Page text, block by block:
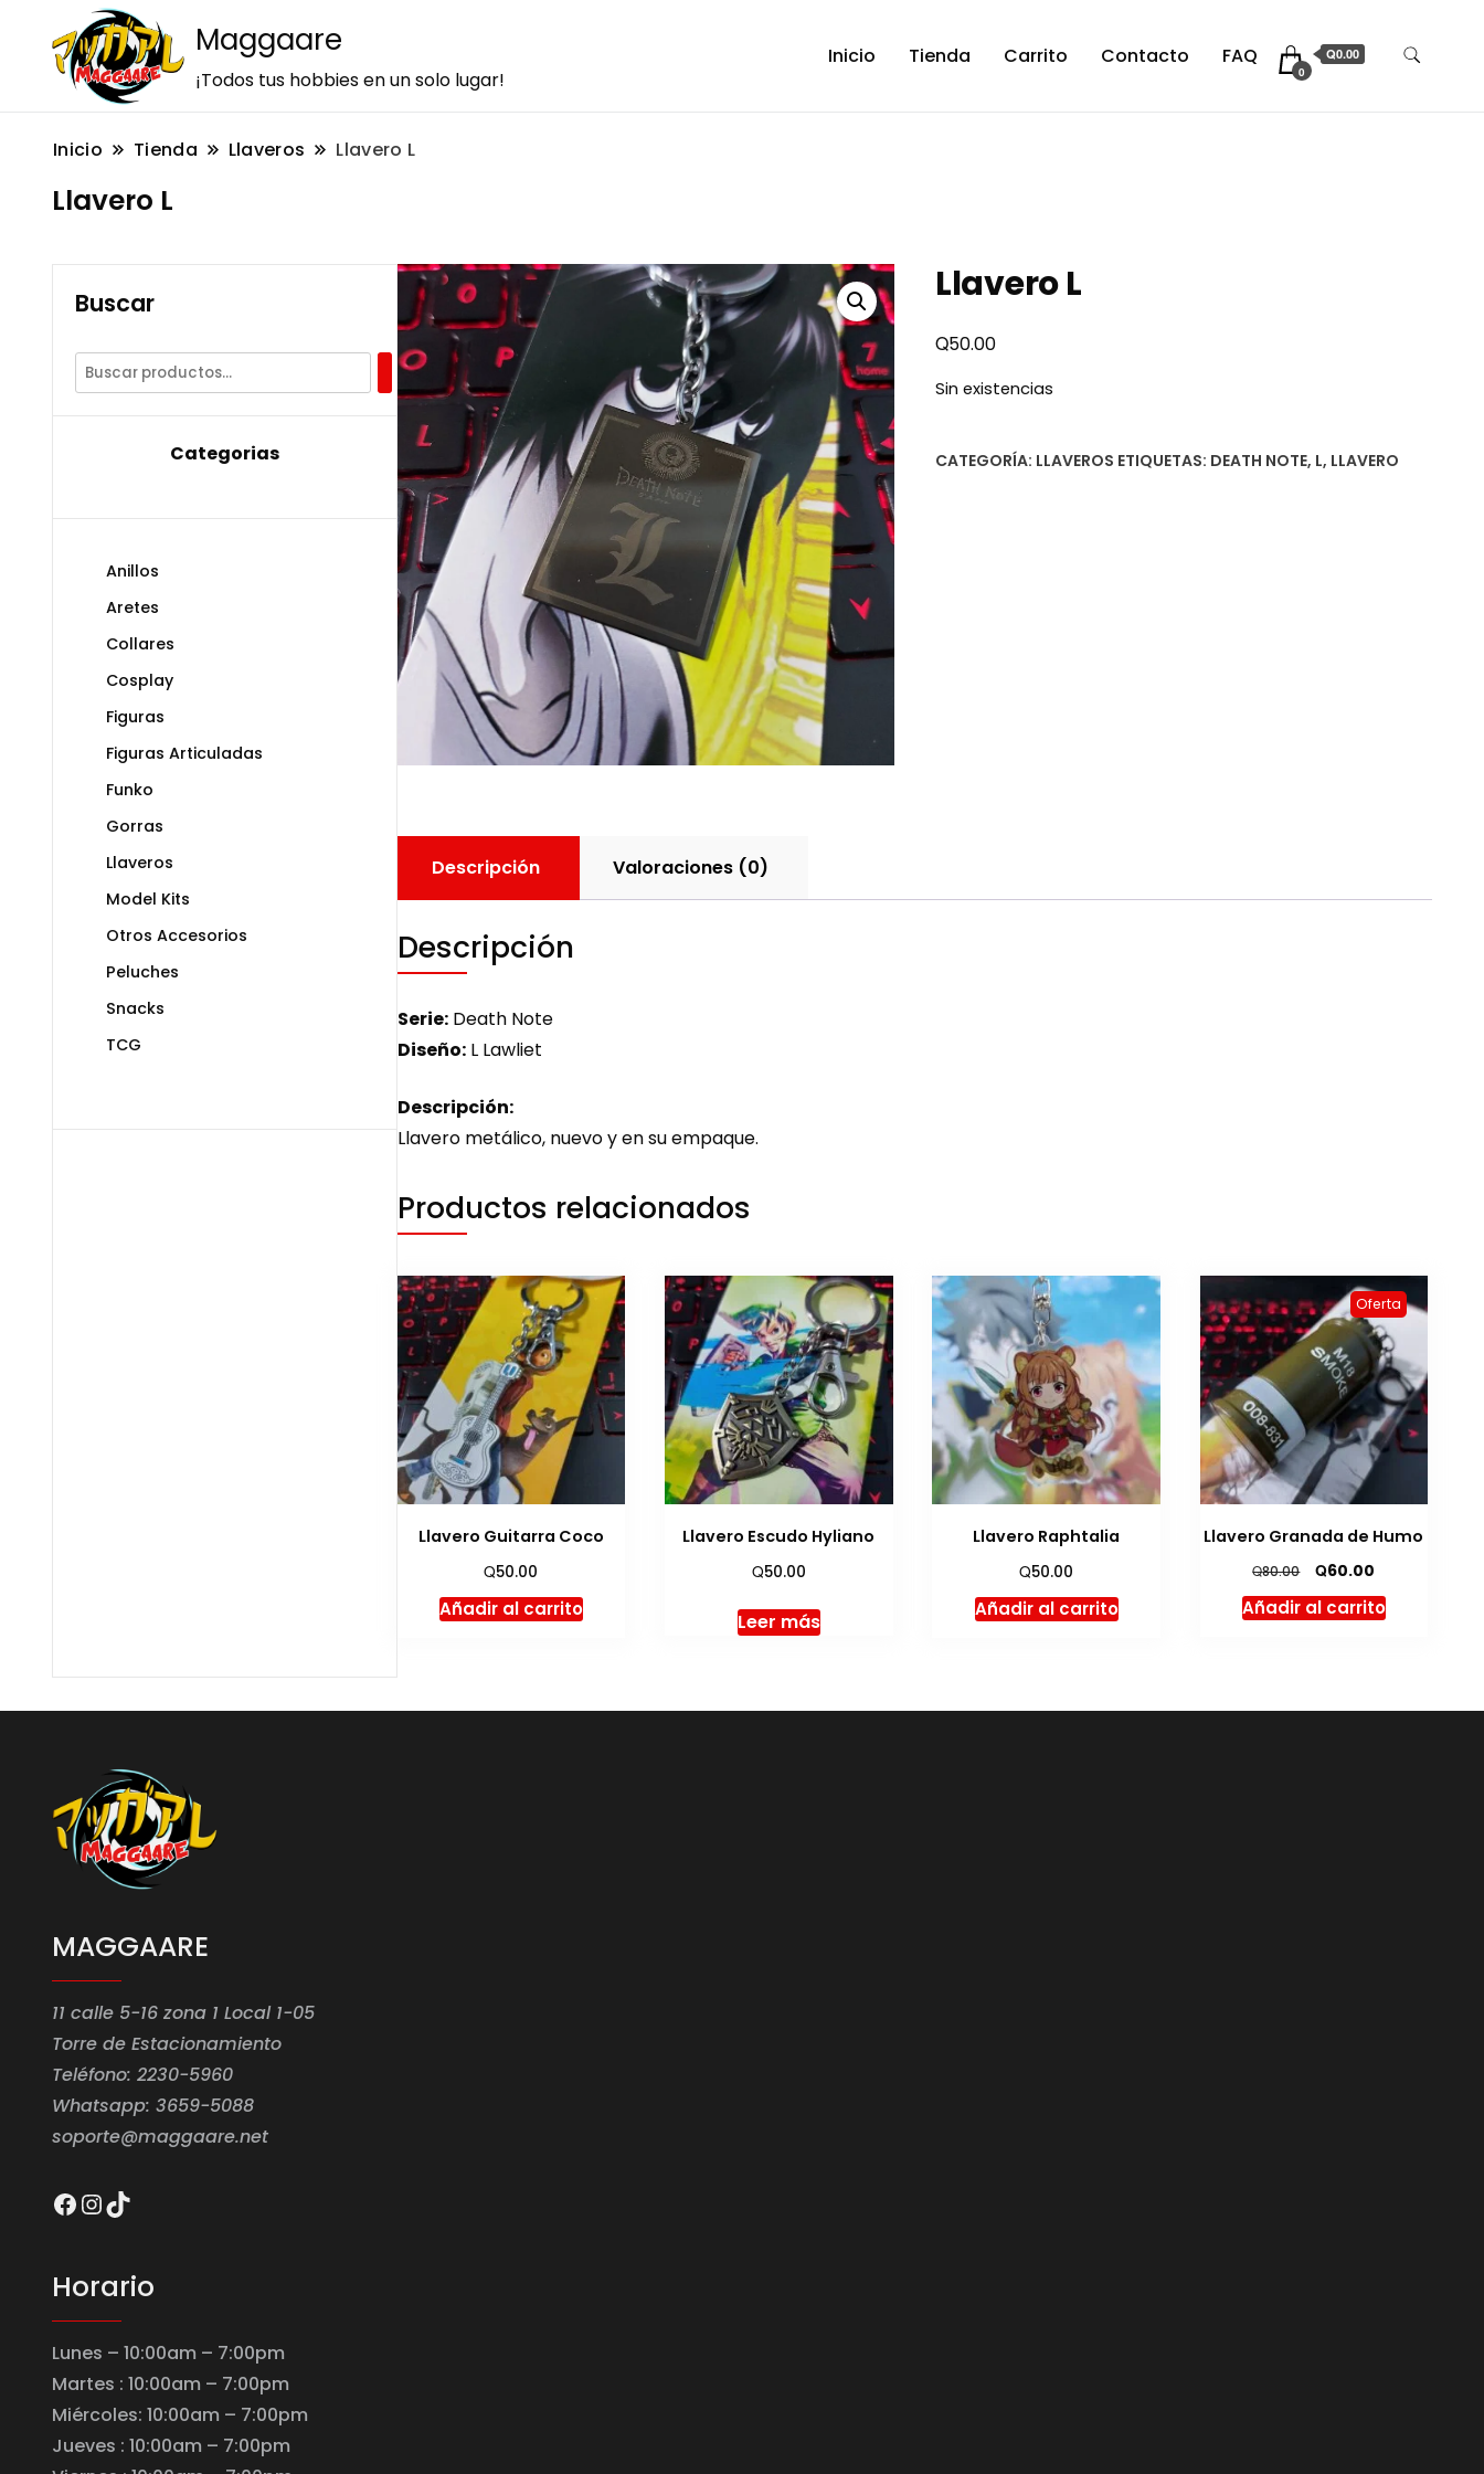
Maggaare
¡Todos tus hobbies en un solo lugar!
Inicio Tienda Carrito Contacto FAQ
0
Q0.00
Inicio Tienda Llaveros Llavero L
Llavero L
Llavero L
Q50.00
Sin existencias
CATEGORÍA: LLAVEROS ETIQUETAS: DEATH NOTE, L, LLAVERO
Descripción Valoraciones (0)
Descripción
Serie:Death Note
Diseño:L Lawliet
Descripción:
Llavero metálico, nuevo y en su empaque.
Productos relacionados
Llavero Guitarra Coco
Q50.00
Añadir al carrito
Llavero Escudo Hyliano
Q50.00
Leer más
Llavero Raphtalia
Q50.00
Añadir al carrito
Oferta
Llavero Granada de Humo
Q80.00
El
original
Q60.00
actual
Añadir al carrito
Buscar
Categorias
Anillos
Aretes
Collares
Cosplay
Figuras
Figuras Articuladas
Funko
Gorras
Llaveros
Model Kits
Otros Accesorios
Peluches
Snacks
TCG
MAGGAARE
11 calle 5-16 zona 1 Local 1-05
Torre de Estacionamiento
Teléfono: 2230-5960
Whatsapp: 3659-5088
soporte@maggaare.net
Facebook
Instagram
TikTok
Horario
Lunes – 10:00am – 7:00pm
Martes : 10:00am – 7:00pm
Miércoles: 10:00am – 7:00pm
Jueves : 10:00am – 7:00pm